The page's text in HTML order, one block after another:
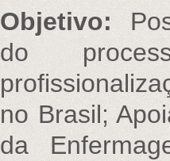
Objetivo:
do
no Brasil;
da